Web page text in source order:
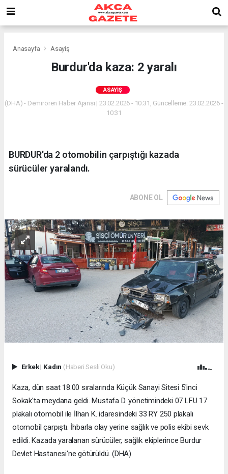
Anasayfa Asayiş
Burdur'da kaza: 2 yaralı
ASAYIŞ
(DHA) - Demirören Haber Ajansı | 23.02.2026 - 10:31, Güncelleme: 23.02.2026 -
10:31
BURDUR'da 2 otomobilin çarpıştığı kazada
sürücüler yaralandı.
ABONE OL
Erkek| Kadın (Haberi Sesli Oku)
Kaza, dün saat 18.00 sıralarında Küçük Sanayi Sitesi 5'inci
Sokak'ta meydana geldi. Mustafa D. yönetimindeki 07 LFU 17
plakalı otomobil ile İlhan K. idaresindeki 33 RY 250 plakalı
otomobil çarpıştı. İhbarla olay yerine sağlık ve polis ekibi sevk
edildi. Kazada yaralanan sürücüler, sağlık ekiplerince Burdur
Devlet Hastanesi'ne götürüldü. (DHA)